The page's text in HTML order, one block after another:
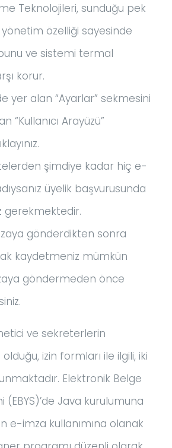
Teknolojileri, sunduğu pek
özelliği sayesinde
ve sistemi termal
korur.
yer alan “Ayarlar” sekmesini
“Kullanıcı Arayüzü”
şimdiye kadar hiç e-
üyelik başvurusunda
gerekmektedir.
gönderdikten sonra
kaydetmeniz mümkün
göndermeden önce
ve sekreterlerin
izin formları ile ilgili, iki
Elektronik Belge
(EBYS)’de Java kurulumuna
e-imza kullanımına olanak